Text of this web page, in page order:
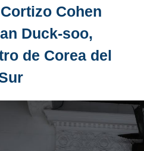
Cohen
Duck-soo,
de Corea del